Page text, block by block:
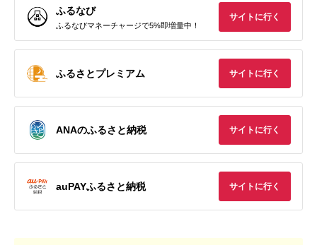
ふるなび
ふるなびマネーチャージで5%即増量中！
サイトに行く
ふるさとプレミアム サイトに行く
ANAのふるさと納税 サイトに行く
auPAYふるさと納税 サイトに行く